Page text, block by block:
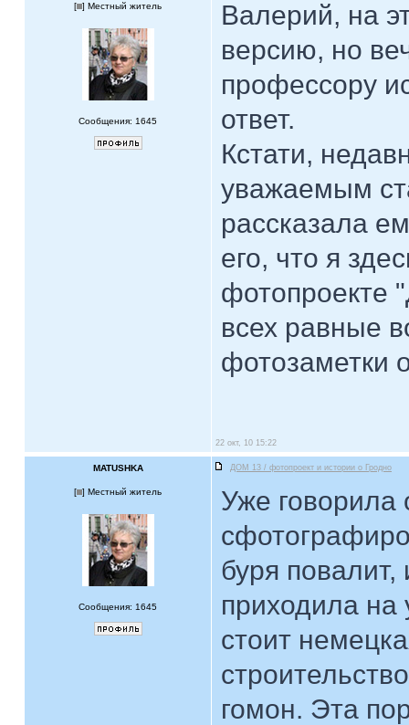
[ ] Местный житель
Сообщения: 1645
Валерий, на
версию, но
профессору
ответ.
Кстати,
уважаемым
рассказала
его, что я
фотопроекте
всех равные
фотозаметки
22 окт, 10 15:22
MATUSHKA ДОМ 13 / фотопроект и истории о Гродно
[ ] Местный житель
Сообщения: 1645
Уже говорила
буря
приходила на
стоит
гомон. Эта